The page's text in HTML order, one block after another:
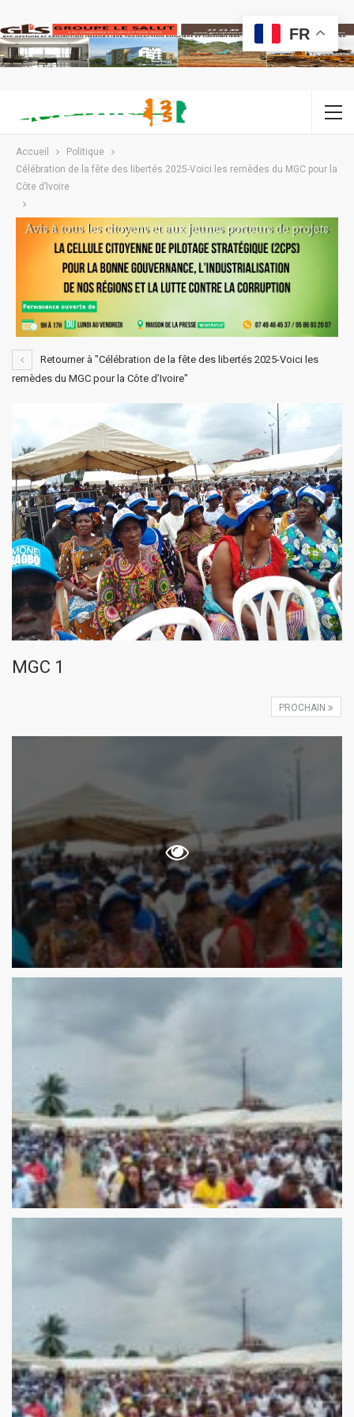
Accueil
Politique
Célébration de la fête des libertés 2025-Voici les remèdes du MGC pour la
Côte d’Ivoire
Retourner à "Célébration de la fête des libertés 2025-Voici les
remèdes du MGC pour la Côte d’Ivoire"
MGC 1
PROCHAIN
FR